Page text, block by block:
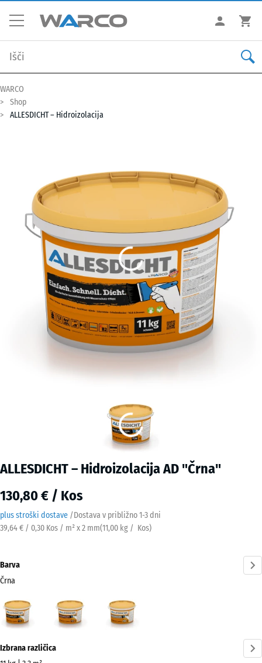
WARCO
Shop
ALLESDICHT – Hidroizolacija
ALLESDICHT – Hidroizolacija AD "Črna"
130,80 € / Kos
plus stroški dostave /Dostava v približno1-3 dni
39,64 € / 0,30 Kos / m² x 2 mm(11,00 kg / Kos)
Barva
Črna
(active)
Rdečerjava
informacij
Izbrana različica